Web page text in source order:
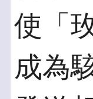
使「
成為